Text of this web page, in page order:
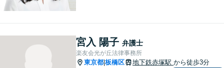
宮入 陽子 弁護士
楽友会光が丘法律事務所
東京都 板橋区 地下鉄赤塚駅 から徒歩3分